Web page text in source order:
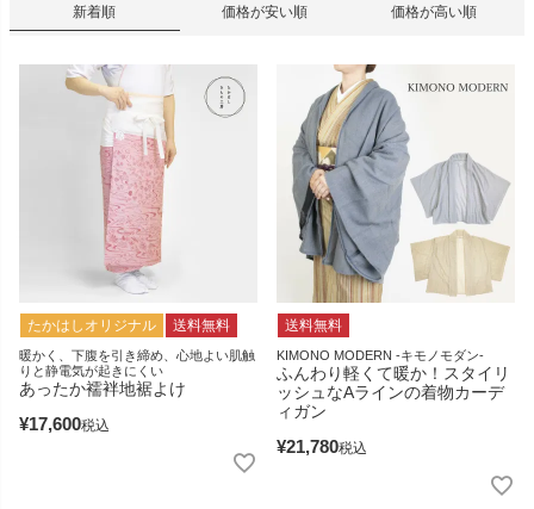
新着順 価格が安い順 価格が高い順
たかはしオリジナル 送料無料
暖かく、下腹を引き締め、心地よい肌触
りと静電気が起きにくい
あったか襦袢地裾よけ
¥17,600税込
送料無料
KIMONO MODERN -キモノモダン-
ふんわり軽くて暖か！スタイリ
ッシュなAラインの着物カーデ
ィガン
¥21,780税込